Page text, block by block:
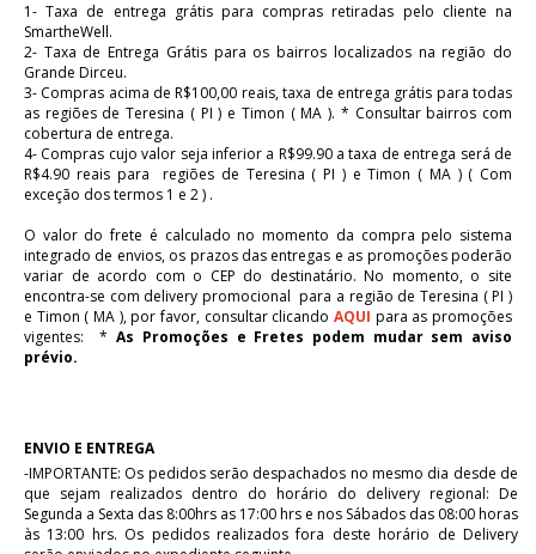
1- Taxa de entrega grátis para compras retiradas pelo cliente na
SmartheWell.
2- Taxa de Entrega Grátis para os bairros localizados na região do
Grande Dirceu.
3- Compras acima de R$100,00 reais, taxa de entrega grátis para todas
as regiões de Teresina ( PI ) e Timon ( MA ). * Consultar bairros com
cobertura de entrega.
4- Compras cujo valor seja inferior a R$99.90 a taxa de entrega será de
R$4.90 reais para regiões de Teresina ( PI ) e Timon ( MA ) ( Com
exceção dos termos 1 e 2 ) .
O valor do frete é calculado no momento da compra pelo sistema
integrado de envios, os prazos das entregas e as promoções poderão
variar de acordo com o CEP do destinatário. No momento, o site
encontra-se com delivery promocional para a região de Teresina ( PI )
e Timon ( MA ), por favor, consultar clicando AQUI para as promoções
vigentes: *As Promoções e Fretes podem mudar sem aviso
prévio.
ENVIO E ENTREGA
-IMPORTANTE: Os pedidos serão despachados no mesmo dia desde de
que sejam realizados dentro do horário do delivery regional: De
Segunda a Sexta das 8:00hrs as 17:00 hrs e nos Sábados das 08:00 horas
às 13:00 hrs. Os pedidos realizados fora deste horário de Delivery